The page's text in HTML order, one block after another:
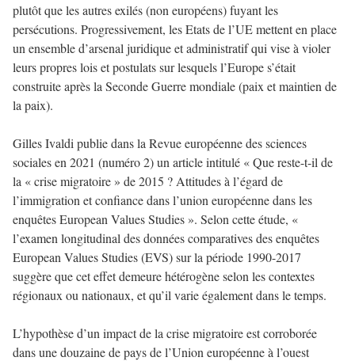
plutôt que les autres exilés (non européens) fuyant les
persécutions. Progressivement, les Etats de l’UE mettent en place
un ensemble d’arsenal juridique et administratif qui vise à violer
leurs propres lois et postulats sur lesquels l’Europe s’était
construite après la Seconde Guerre mondiale (paix et maintien de
la paix).
Gilles Ivaldi publie dans la Revue européenne des sciences
sociales en 2021 (numéro 2) un article intitulé « Que reste-t-il de
la « crise migratoire » de 2015 ? Attitudes à l’égard de
l’immigration et confiance dans l’union européenne dans les
enquêtes European Values Studies ». Selon cette étude, «
l’examen longitudinal des données comparatives des enquêtes
European Values Studies (EVS) sur la période 1990-2017
suggère que cet effet demeure hétérogène selon les contextes
régionaux ou nationaux, et qu’il varie également dans le temps.
L’hypothèse d’un impact de la crise migratoire est corroborée
dans une douzaine de pays de l’Union européenne à l’ouest